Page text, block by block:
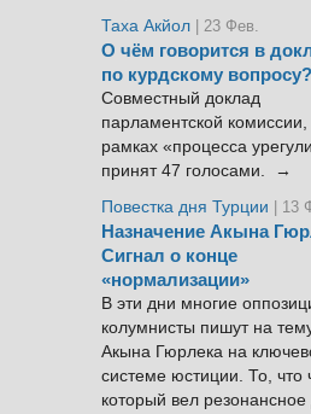
Таха Акйол | 23 Фев.
О чём говорится в
по курдскому вопросу?
Совместный доклад
парламентской
рамках «процесса
принят 47 голосами. →
Повестка дня Турции
| 13
Назначение Акына
Сигнал о конце
«нормализации»
В эти дни многие
колумнисты пишут на
Акына Гюрлека на
системе юстиции. То, что
который вел